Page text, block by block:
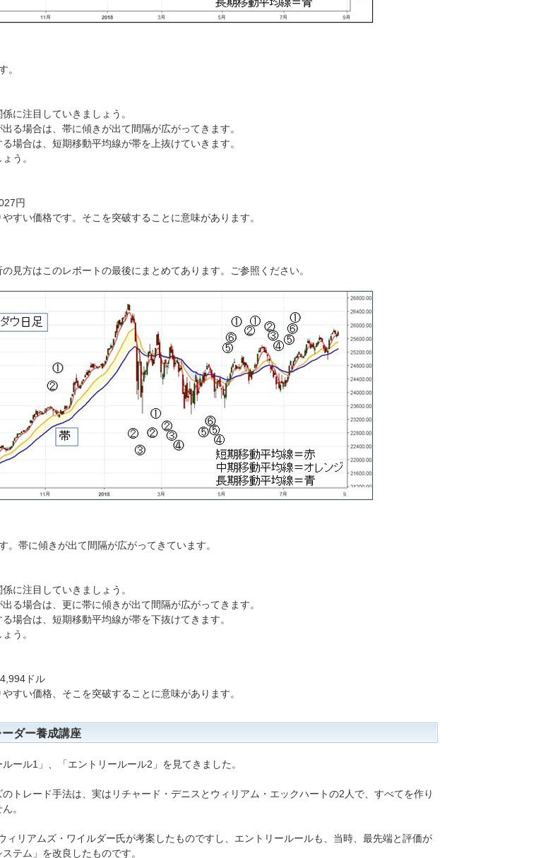
。
に注目していきましょう。
る場合は、帯に傾きが出て間隔が広がってきます。
場合は、短期移動平均線が帯を上抜けていきます。
う。
円
すい価格です。そこを突破することに意味があります。
見方はこのレポートの最後にまとめてあります。ご参照ください。
。帯に傾きが出て間隔が広がってきています。
に注目していきましょう。
る場合は、更に帯に傾きが出て間隔が広がってきます。
場合は、短期移動平均線が帯を下抜けてきます。
う。
ドル
すい価格、そこを突破することに意味があります。
ダー養成講座
ール1」、「エントリールール2」を見てきました。
のトレード手法は、実はリチャード・デニスとウィリアム・エックハートの2人で、すべてを作り
。
ィリアムズ・ワイルダー氏が考案したものですし、エントリールールも、当時、最先端と評価が
テム」を改良したものです。